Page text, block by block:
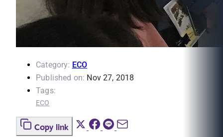
Category: ECO
Published on: Nov 27, 2018
Tags:
ECO
Copy link